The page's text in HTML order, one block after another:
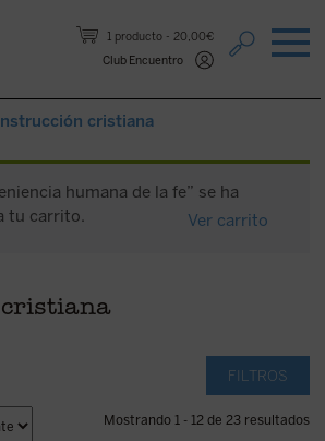
1 producto
20,00€
Club Encuentro
cristiana
humana de la fe” se ha
tu carrito.
Ver carrito
FILTROS
Mostrando 1 - 12 de 23 resultados